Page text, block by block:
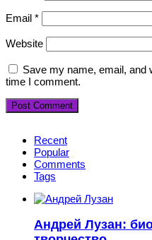
Email *
Website
Save my name, email, and
time I comment.
Recent
Popular
Comments
Tags
Андрей Лузан: